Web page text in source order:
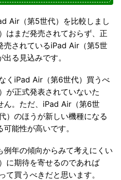
Air（第5世代）を比較しまし
はまだ発売されておらず、正
売されているiPad Air（第5世
る見込みです。
くiPad Air（第6世代）買うべ
が正式発表されていないた
ん。ただ、iPad Air（第6世
）のほうが新しい機種になる
能性が高いです。
年の傾向からみて考えにくい
に期待を寄せるのであれば
買うべきだと思います。